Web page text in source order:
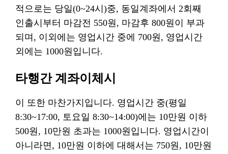
적으로는 당일(0~24시)중, 동일계좌에서 2회째
인출시부터 마감전 550원, 마감후 800원이 부과
되며, 이외에는 영업시간 중에 700원, 영업시간
외에는 1000원입니다.
타행간 계좌이체시
이 또한 마찬가지입니다. 영업시간 중(평일
8:30~17:00, 토요일 8:30~14:00)에는 10만원 이하
500원, 10만원 초과는 1000원입니다. 영업시간이
아니라면, 10만원 이하에 대해서는 750원, 10만원